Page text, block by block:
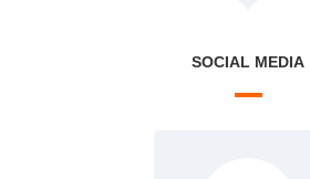
SOCIAL MEDIA